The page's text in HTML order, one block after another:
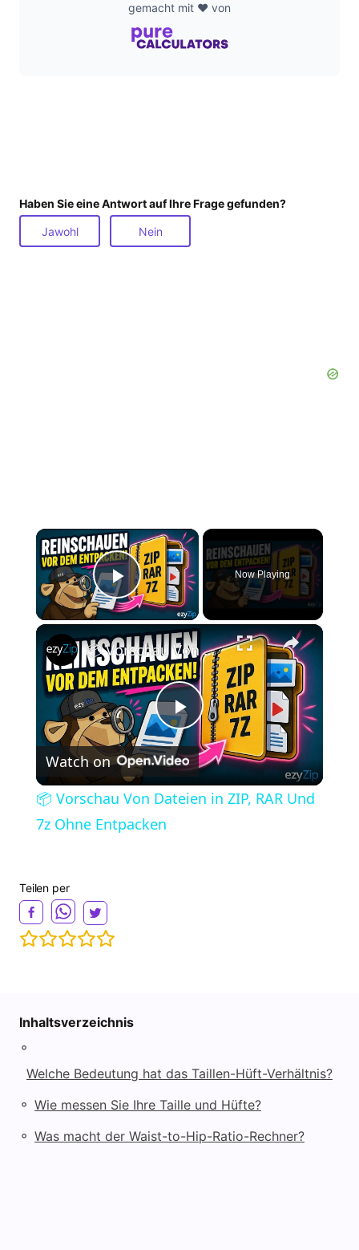
gemacht mit ❤️ von
Haben Sie eine Antwort auf Ihre Frage gefunden?
Jawohl Nein
×
Play Video
Now Playing
×
P
l
e
o
📦 Vorschau Von Dateien in ZIP, RAR Und 7z Ohne Entpacken
Watch on
📦 Vorschau Von Dateien in ZIP, RAR Und
7z Ohne Entpacken
Teilen per
Inhaltsverzeichnis
◦
Welche Bedeutung hat das Taillen-Hüft-Verhältnis?
◦ Wie messen Sie Ihre Taille und Hüfte?
◦ Was macht der Waist-to-Hip-Ratio-Rechner?